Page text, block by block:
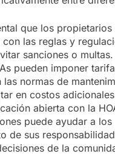
que los propietarios
las reglas y
sanciones o
pueden imponer
normas de
en costos
abierta con la
puede ayudar a
de sus
de la